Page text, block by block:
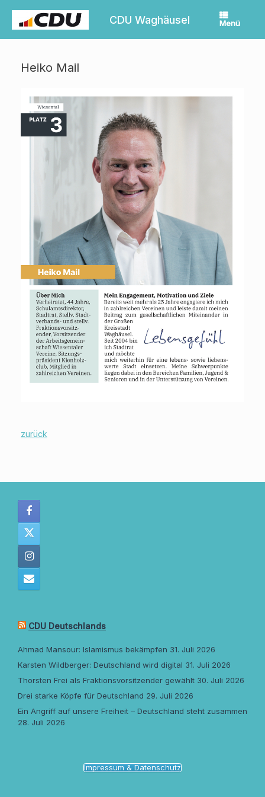
springen
CDU Waghäusel Menü
Heiko Mail
zurück
CDU Deutschlands
Ahmad Mansour: Islamismus bekämpfen 31. Juli 2026
Karsten Wildberger: Deutschland wird digital 31. Juli 2026
Thorsten Frei als Fraktionsvorsitzender gewählt 30. Juli 2026
Drei starke Köpfe für Deutschland 29. Juli 2026
Ein Angriff auf unsere Freiheit – Deutschland steht zusammen
28. Juli 2026
Impressum & Datenschutz